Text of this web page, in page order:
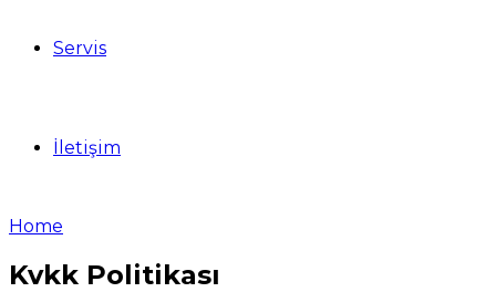
Servis
İletişim
Home
Kvkk Politikası